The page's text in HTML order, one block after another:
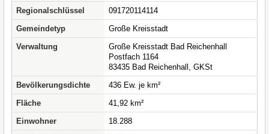
Regionalschlüssel
091720114114
Gemeindetyp
Große Kreisstadt
Verwaltung
Große Kreisstadt Bad Reichenhall
Postfach 1164
83435 Bad Reichenhall, GKSt
Bevölkerungsdichte
436 Ew. je km²
Fläche
41,92 km²
Einwohner
18.288